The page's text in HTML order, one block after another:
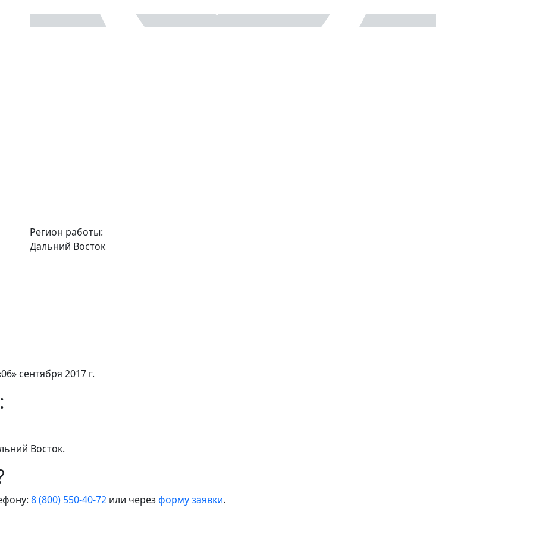
Регион работы:
Дальний Восток
сентября 2017 г.
Восток.
8 (800) 550-40-72 или через форму заявки.